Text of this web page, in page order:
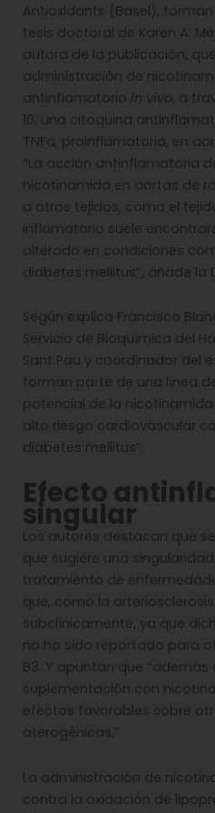
Antioxidants (Basel),
tesis doctoral de Karen A.
autora de la publicación,
administración de
antinflamatorio in vivo, a
10, una citoquina
TNFa, proinflamatoria, en
“La acción antinflamatoria
nicotinamida en aortas de
a otros tejidos, como el
inflamatorio suele
alterado en condiciones
diabetes mellitus”, añade la
Según explica Francisco
Servicio de Bioquímica del
Sant Pau y coordinador del
forman parte de una línea
potencial de la
alto riesgo cardiovascular
diabetes mellitus”.
Efecto
singular
Los autores destacan que
que sugiere una
tratamiento de
que, como la
subclínicamente, ya que
no ha sido reportado para
B3. Y apuntan que
suplementación con
efectos favorables sobre
aterogénicas.”
La administración de
contra la oxidación de